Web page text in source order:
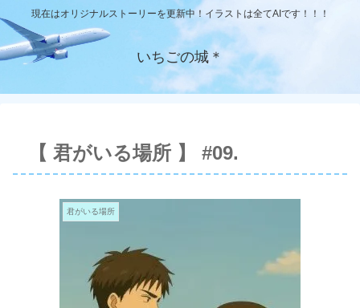
現在はオリジナルストーリーを更新中！イラストは全てAIです！！！
いちごの城＊
【 君がいる場所 】 #09.
君がいる場所